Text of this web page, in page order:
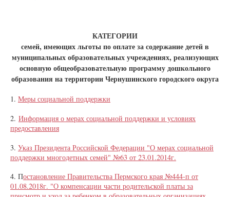
КАТЕГОРИИ
семей, имеющих льготы по оплате за содержание детей в
муниципальных образовательных учреждениях, реализующих
основную общеобразовательную программу дошкольного
образования на территории Чернушинского городского округа
1. Меры социальной поддержки
2. Информация о мерах социальной поддержки и условиях
предоставления
3. Указ Президента Российской Федерации "О мерах социальной
поддержки многодетных семей" №63 от 23.01.2014г.
4. Постановление Правительства Пермского края №444-п от
01.08.2018г. "О компенсации части родительской платы за